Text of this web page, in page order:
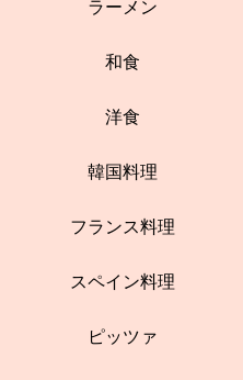
ラーメン
和食
洋食
韓国料理
フランス料理
スペイン料理
ピッツァ